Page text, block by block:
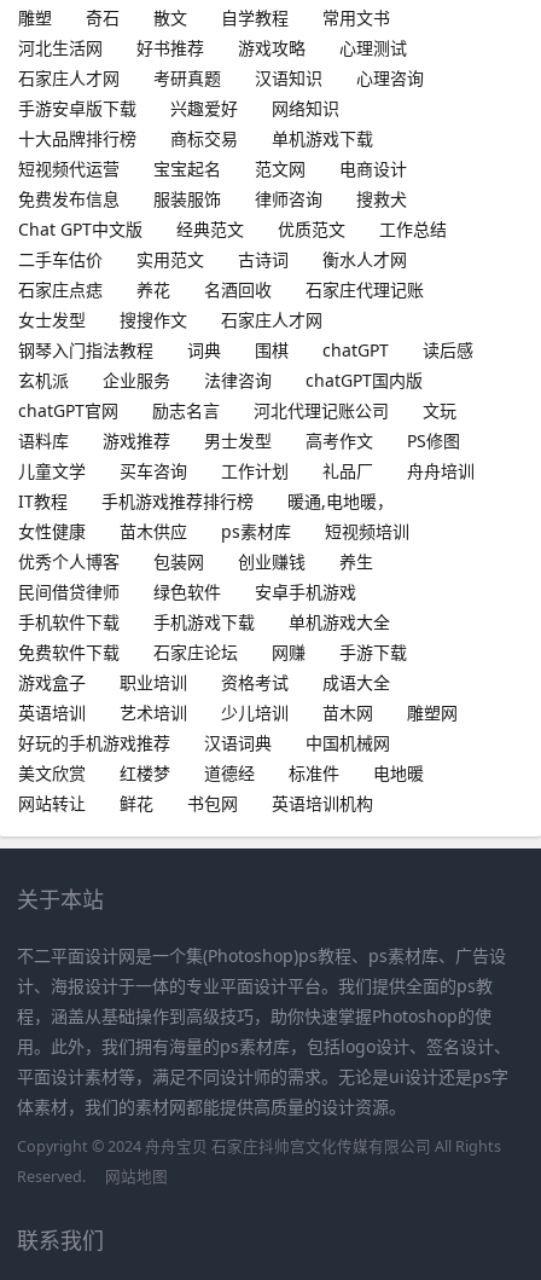
雕塑
奇石 散文 自学教程
常用文书
河北生活网
好书推荐 游戏攻略
心理测试
石家庄人才网
考研真题 汉语知识
心理咨询
手游安卓版下载
兴趣爱好
网络知识
十大品牌排行榜
商标交易
单机游戏下载
短视频代运营
宝宝起名 范文网
电商设计
免费发布信息
服装服饰 律师咨询
搜救犬
Chat GPT中文版
经典范文 优质范文
工作总结
二手车估价
实用范文 古诗词
衡水人才网
石家庄点痣
养花 名酒回收
石家庄代理记账
女士发型
搜搜作文
石家庄人才网
钢琴入门指法教程
词典 围棋 chatGPT
读后感
玄机派
企业服务 法律咨询
chatGPT国内版
chatGPT官网
励志名言 河北代理记账公司
文玩
语料库
游戏推荐 男士发型 高考作文
PS修图
儿童文学
买车咨询 工作计划 礼品厂
舟舟培训
IT教程
手机游戏推荐排行榜
暖通,电地暖，
女性健康
苗木供应 ps素材库
短视频培训
优秀个人博客
包装网 创业赚钱
养生
民间借贷律师
绿色软件
安卓手机游戏
手机软件下载
手机游戏下载
单机游戏大全
免费软件下载
石家庄论坛 网赚
手游下载
游戏盒子
职业培训 资格考试
成语大全
英语培训
艺术培训 少儿培训 苗木网
雕塑网
好玩的手机游戏推荐
汉语词典
中国机械网
美文欣赏
红楼梦 道德经 标准件
电地暖
网站转让
鲜花 书包网 英语培训机构
关于本站
不二平面设计网是一个集(Photoshop)ps教程、ps素材库、广告设
计、海报设计于一体的专业平面设计平台。我们提供全面的ps教
程，涵盖从基础操作到高级技巧，助你快速掌握Photoshop的使
用。此外，我们拥有海量的ps素材库，包括logo设计、签名设计、
平面设计素材等，满足不同设计师的需求。无论是ui设计还是ps字
体素材，我们的素材网都能提供高质量的设计资源。
Copyright © 2024 舟舟宝贝 石家庄抖帅宫文化传媒有限公司 All Rights
Reserved.
网站地图
联系我们